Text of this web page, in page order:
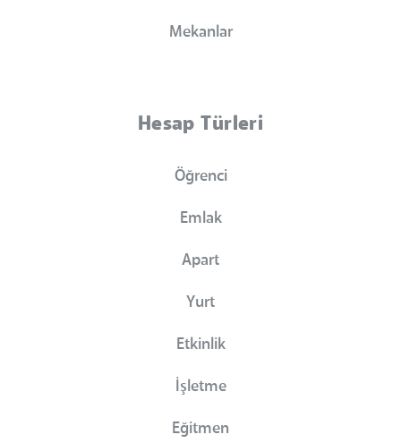
Mekanlar
Hesap Türleri
Öğrenci
Emlak
Apart
Yurt
Etkinlik
İşletme
Eğitmen